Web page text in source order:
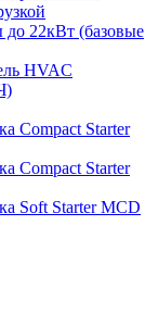
до 22кВт (базовые
HVAC
Compact Starter
Compact Starter
Soft Starter MCD